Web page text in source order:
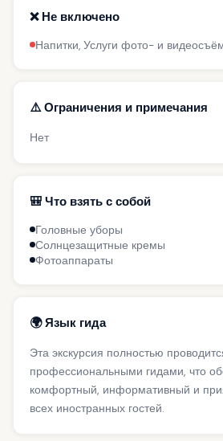
❌ Не включено
Напитки, Услуги фото- и
⚠️ Ограничения и примечания
Нет
🎒 Что взять с собой
Головные уборы
Солнцезащитные кремы
Фотоаппараты
🌍 Язык гида
Эта экскурсия полностью
профессиональными гидами, что
комфортный, информативный и
всех иностранных гостей.